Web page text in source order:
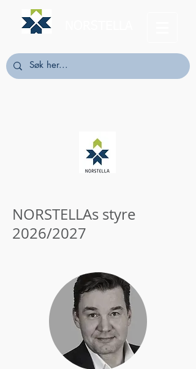
NORSTELLAs styre
2026/2027